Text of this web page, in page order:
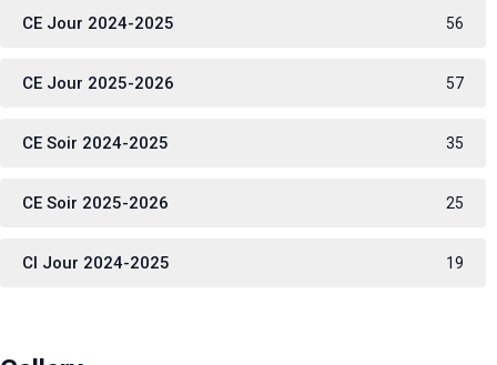
CE Jour 2024-2025 56
CE Jour 2025-2026 57
CE Soir 2024-2025 35
CE Soir 2025-2026 25
CI Jour 2024-2025 19